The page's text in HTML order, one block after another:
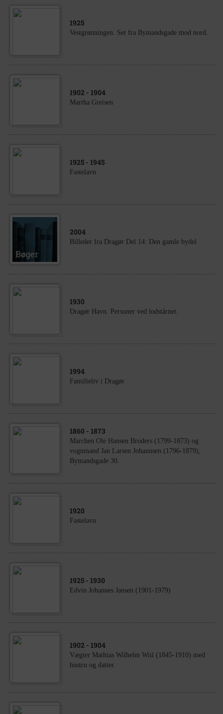
1925
Vestgrønningen. Set fra Bymandsgade mod nord.
1902 - 1904
Martha Greisen
1925 - 1945
Fastelavn
2004
Billeder fra Dragør Del 14: Den gamle bydel
1930
Dragør Havn. Personer ved lodstårnet.
1994
Familieliv i Dragør
1860 - 1873
Marchen Ole Hansen Broders (1799-1873) og
vognmand Jan Larsen Johannsen (1796-1879),
Bymandsgade 30.
1920
Fastelavn
1925 - 1930
Edvin Johannes Jansen (1901-1979)
1902 - 1904
Vægter Mathias Wilhelm Wiil (1845-1910) med
hustru og datter.